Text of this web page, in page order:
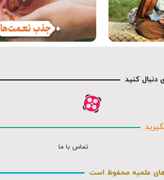
دنبال کنید
تماس با ما
علمیه محفوظ است